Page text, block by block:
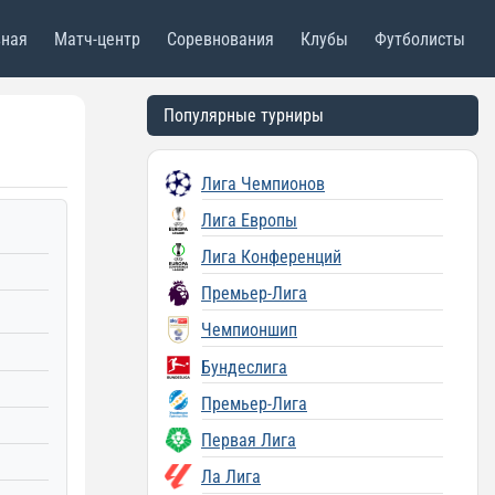
Матч-центр Соревнования Клубы Футболисты
Популярные турниры
Лига Чемпионов
Лига Европы
Лига Конференций
Премьер-Лига
Чемпионшип
Бундеслига
Премьер-Лига
Первая Лига
Ла Лига